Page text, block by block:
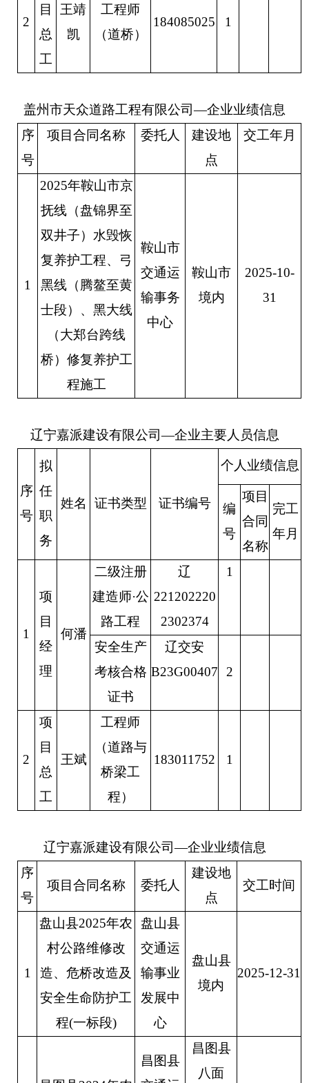
2
目
总
工
王靖
凯
工程师
（道桥）
184085025 1
盖州市天众道路工程有限公司—企业业绩信息
序
号
项目合同名称 委托人
建设地
点
交工年月
1
2025年鞍山市京
抚线（盘锦界至
双井子）水毁恢
复养护工程、弓
黑线（腾鳌至黄
士段）、黑大线
（大郑台跨线
桥）修复养护工
程施工
鞍山市
交通运
输事务
中心
鞍山市
境内
2025-10-
31
辽宁嘉派建设有限公司—企业主要人员信息
序
号
拟
任
职
务
姓名 证书类型 证书编号
个人业绩信息
编
号
项目
合同
名称
完工
年月
1
项
目
经
理
何潘
二级注册
建造师·公
路工程
辽
221202220
2302374
1
安全生产
考核合格
证书
辽交安
B23G00407
2
2
项
目
总
工
王斌
工程师
（道路与
桥梁工
程）
183011752 1
辽宁嘉派建设有限公司—企业业绩信息
序
号
项目合同名称 委托人
建设地
点
交工时间
1
盘山县2025年农
村公路维修改
造、危桥改造及
安全生命防护工
程(一标段)
盘山县
交通运
输事业
发展中
心
盘山县
境内
2025-12-31
昌图县
昌图县
八面